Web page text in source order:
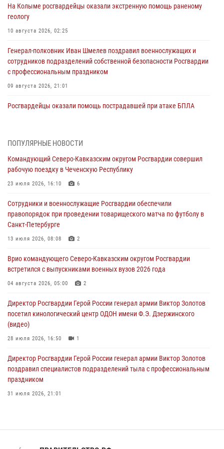
На Колыме росгвардейцы оказали экстренную помощь раненому
геологу
10 августа 2026, 02:25
Генерал-полковник Иван Шмелев поздравил военнослужащих и
сотрудников подразделений собственной безопасности Росгвардии
с профессиональным праздником
09 августа 2026, 21:01
Росгвардейцы оказали помощь пострадавшей при атаке БПЛА
09 августа 2026, 11:12
«Я расскажу вам о Герое»: подвиг Героя России Сергея Перца
09 августа 2026, 11:00
Росгвардейцы в зоне СВО передали подарки детям и помогли
нуждающимся гражданам
В Чеченской Республике пожарные расчеты Росгвардии и МЧС
отработали межведомственное взаимодействие
ПОПУЛЯРНЫЕ НОВОСТИ
Командующий Северо-Кавказским округом Росгвардии совершил
рабочую поездку в Чеченскую Республику
23 июля 2026, 16:10 6
Сотрудники и военнослужащие Росгвардии обеспечили
правопорядок при проведении товарищеского матча по футболу в
Санкт-Петербурге
13 июля 2026, 08:08 2
Врио командующего Северо-Кавказским округом Росгвардии
встретился с выпускниками военных вузов 2026 года
04 августа 2026, 05:00 2
Директор Росгвардии Герой России генерал армии Виктор Золотов
посетил кинологический центр ОДОН имени Ф.Э. Дзержинского
(видео)
28 июля 2026, 16:50 1
Директор Росгвардии Герой России генерал армии Виктор Золотов
поздравил специалистов подразделений тыла с профессиональным
праздником
31 июля 2026, 21:01